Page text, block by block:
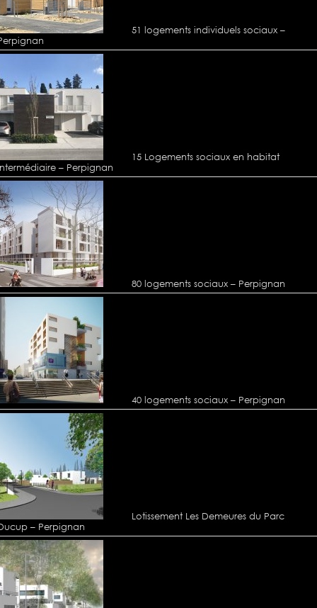
51 logements individuels sociaux –
15 Logements sociaux en habitat
– Perpignan
80 logements sociaux – Perpignan
40 logements sociaux – Perpignan
Lotissement Les Demeures du Parc
– Perpignan